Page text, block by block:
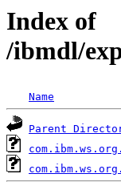
Index of
/ibmdl/
Name
Parent